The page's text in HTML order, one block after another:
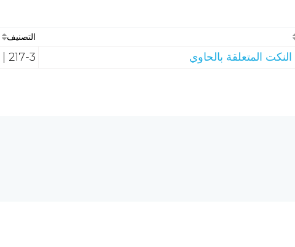
التصنيف
المتعلقة بالحاوي 217-3 | فقه شافعي